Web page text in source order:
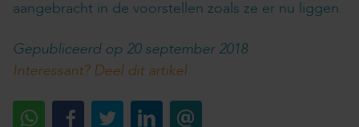
aangebracht in de voorstellen zoals ze er nu liggen.
Gepubliceerd op 20 september 2018
Interessant? Deel dit artikel